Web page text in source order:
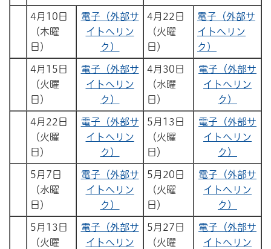
4月10日
（木曜
日）
電子（外部サ
イトへリン
ク）
4月22日
（火曜
日）
電子（外部サ
イトへリン
ク）
4月15日
（火曜
日）
電子（外部サ
イトへリン
ク）
4月30日
（水曜
日）
電子（外部サ
イトへリン
ク）
4月22日
（火曜
日）
電子（外部サ
イトへリン
ク）
5月13日
（火曜
日）
電子（外部サ
イトへリン
ク）
5月7日
（水曜
日）
電子（外部サ
イトへリン
ク）
5月20日
（火曜
日）
電子（外部サ
イトへリン
ク）
5月13日
（火曜
電子（外部サ
イトへリン
5月27日
（火曜
電子（外部サ
イトへリン